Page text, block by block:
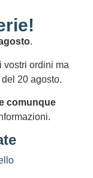
.
vostri ordini ma
20 agosto.
comunque